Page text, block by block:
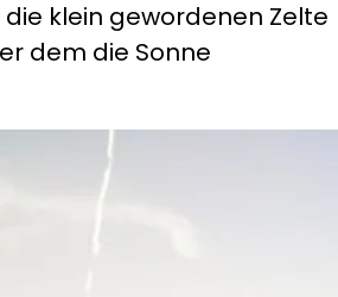
klein gewordenen Zelte
dem die Sonne